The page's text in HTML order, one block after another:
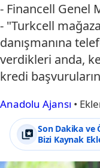
- Financell Genel
- "Turkcell
danışmanına
verdikleri anda,
kredi
Anadolu Ajansı •
Son Dakika ve
Bizi Kaynak